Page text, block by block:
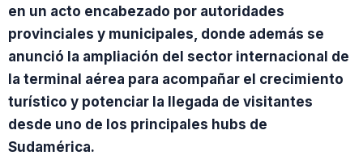
en un acto encabezado por autoridades
provinciales y municipales, donde además se
anunció la ampliación del sector internacional de
la terminal aérea para acompañar el crecimiento
turístico y potenciar la llegada de visitantes
desde uno de los principales hubs de
Sudamérica.